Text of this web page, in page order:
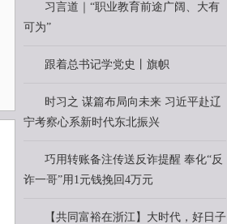
习言道｜“职业教育前途广阔、大有
可为”
跟着总书记学党史丨旗帜
时习之 谋篇布局向未来 习近平赴辽
宁考察心系新时代东北振兴
巧用转账备注传送反诈提醒 奉化“反
诈一哥”用1元钱挽回4万元
【共同富裕在浙江】大时代，好日子